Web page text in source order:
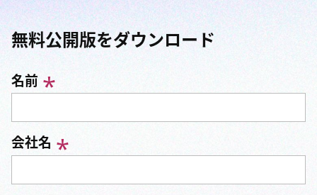
無料公開版をダウンロード
名前
会社名